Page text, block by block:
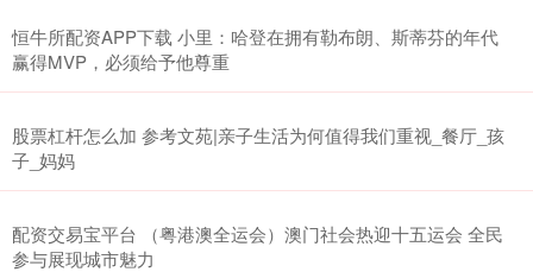
恒牛所配资APP下载 小里：哈登在拥有勒布朗、斯蒂芬的年代
赢得MVP，必须给予他尊重
股票杠杆怎么加 参考文苑|亲子生活为何值得我们重视_餐厅_孩
子_妈妈
配资交易宝平台 （粤港澳全运会）澳门社会热迎十五运会 全民
参与展现城市魅力